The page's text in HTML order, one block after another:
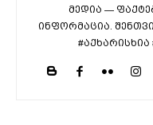
მედია —
ინფორმაცია.
#აქხარისხია